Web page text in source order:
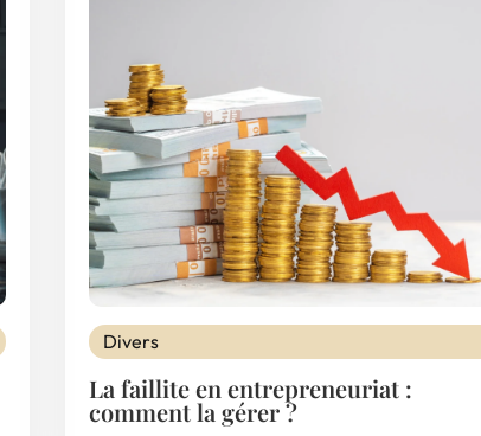
Divers
La faillite en entrepreneuriat :
comment la gérer ?